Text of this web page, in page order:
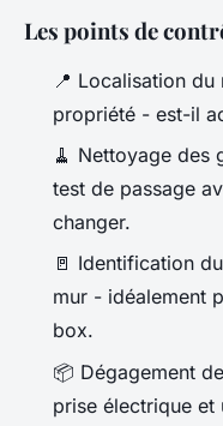
Les points de
📍 Localisation
propriété - est-il
🧹 Nettoyage des
test de passage
changer.
🚪 Identification
mur - idéalement
box.
📦 Dégagement
prise électrique et